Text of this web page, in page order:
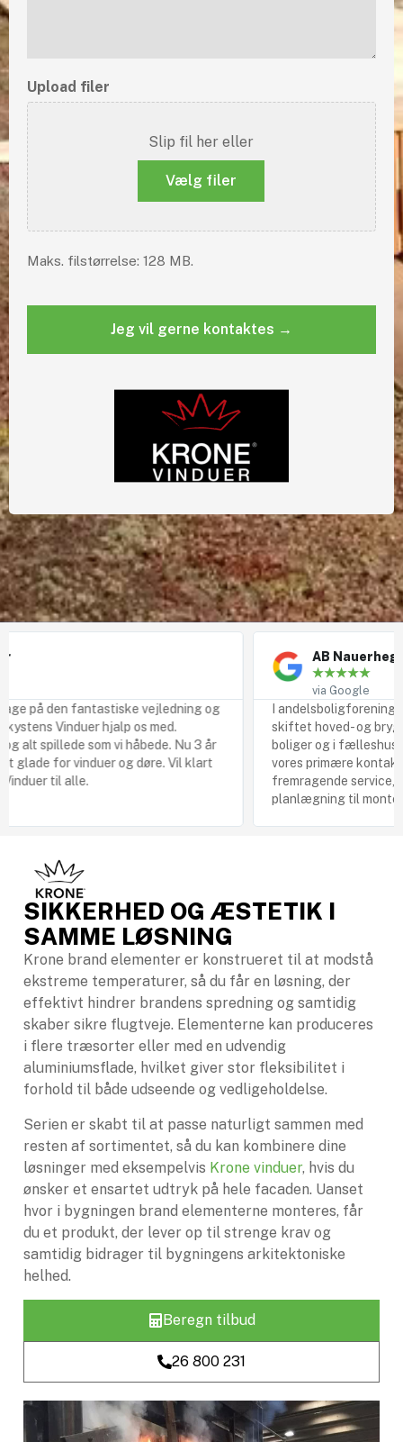
Upload filer
Slip fil her eller
Vælg filer
Maks. filstørrelse: 128 MB.
fantastiske vejledning og
Vinduer hjalp os med.
som vi håbede. Nu 3 år
for vinduer og døre. Vil klart
til alle.
AB Nauerhegnet
★★★ ★★
via Google
I andelsboligforeningen AB
skiftet hoved- og
boliger og i fælleshuset.
vores primære kontakt og
fremragende service, hele
planlægning til monteringen.
SIKKERHED OG ÆSTETIK I
SAMME LØSNING
Krone brand elementer er konstrueret til at modstå
ekstreme temperaturer, så du får en løsning, der
effektivt hindrer brandens spredning og samtidig
skaber sikre flugtveje. Elementerne kan produceres
i flere træsorter eller med en udvendig
aluminiumsflade, hvilket giver stor fleksibilitet i
forhold til både udseende og vedligeholdelse.
Serien er skabt til at passe naturligt sammen med
resten af sortimentet, så du kan kombinere dine
løsninger med eksempelvis Krone vinduer, hvis du
ønsker et ensartet udtryk på hele facaden. Uanset
hvor i bygningen brand elementerne monteres, får
du et produkt, der lever op til strenge krav og
samtidig bidrager til bygningens arkitektoniske
helhed.
Beregn tilbud
26 800 231